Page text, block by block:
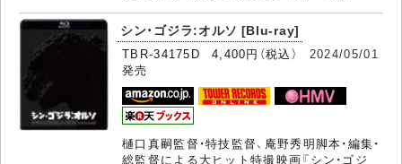
シン・ゴジラ:オルソ [Blu-ray]
TBR-34175D 4,400円（税込） 2024/05/01
発売
樋口真嗣監督・特技監督、庵野秀明脚本・編集・
総監督による大ヒット特撮映画『シン・ゴジ